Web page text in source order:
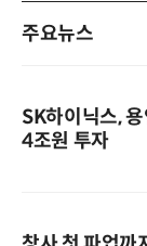
주요뉴스
SK하이닉스,
4조원 투자